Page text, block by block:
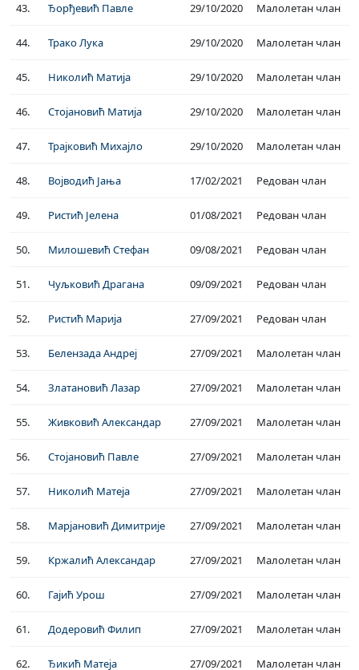
43. Ђорђевић Павле 29/10/2020 Малолетан члан
44. Трако Лука 29/10/2020 Малолетан члан
45. Николић Матија 29/10/2020 Малолетан члан
46. Стојановић Матија 29/10/2020 Малолетан члан
47. Трајковић Михајло 29/10/2020 Малолетан члан
48. Војводић Јања 17/02/2021 Редован члан
49. Ристић Јелена 01/08/2021 Редован члан
50. Милошевић Стефан 09/08/2021 Редован члан
51. Чуљковић Драгана 09/09/2021 Редован члан
52. Ристић Марија 27/09/2021 Редован члан
53. Белензада Андреј 27/09/2021 Малолетан члан
54. Златановић Лазар 27/09/2021 Малолетан члан
55. Живковић Александар 27/09/2021 Малолетан члан
56. Стојановић Павле 27/09/2021 Малолетан члан
57. Николић Матеја 27/09/2021 Малолетан члан
58. Марјановић Димитрије 27/09/2021 Малолетан члан
59. Кржалић Александар 27/09/2021 Малолетан члан
60. Гајић Урош 27/09/2021 Малолетан члан
61. Додеровић Филип 27/09/2021 Малолетан члан
62. Ђикић Матеја 27/09/2021 Малолетан члан